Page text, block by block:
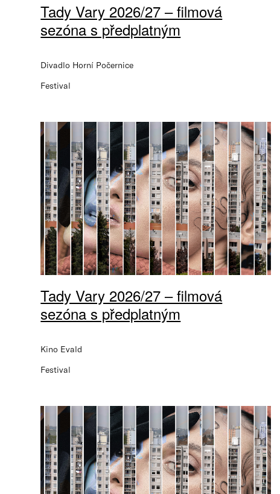
Tady Vary 2026/27 – filmová
sezóna s předplatným
Divadlo Horní Počernice
Festival
Tady Vary 2026/27 – filmová
sezóna s předplatným
Kino Evald
Festival